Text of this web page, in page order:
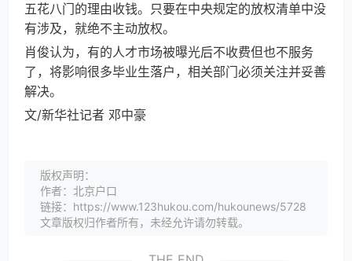
五花八门的理由收钱。只要在中央规定的放权清单中没
有涉及，就绝不主动放权。
肖俊认为，有的人才市场被曝光后不收费但也不服务
了，将影响很多毕业生落户，相关部门必须关注并妥善
解决。
文/新华社记者 邓中豪
版权声明：
作者：北京户口
链接：https://www.123hukou.com/hukounews/5728
文章版权归作者所有，未经允许请勿转载。